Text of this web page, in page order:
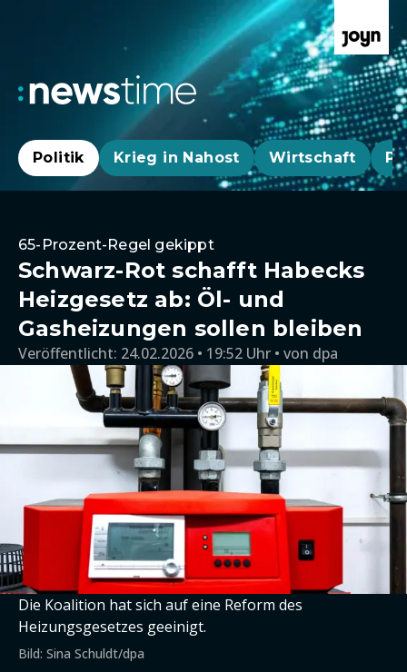
Politik Krieg in Nahost Wirtschaft
65-Prozent-Regel gekippt
Schwarz-Rot schafft Habecks
Heizgesetz ab: Öl- und
Gasheizungen sollen bleiben
Veröffentlicht: 24.02.2026 • 19:52 Uhr von dpa
Die Koalition hat sich auf eine Reform des
Heizungsgesetzes geeinigt.
Bild: Sina Schuldt/dpa